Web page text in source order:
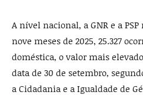
A nível nacional, a GNR e a
nove meses de 2025, 25.327
doméstica, o valor mais
data de 30 de setembro,
a Cidadania e a Igualdade de